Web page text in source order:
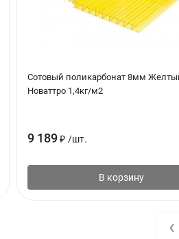
Сотовый поликарбонат 8мм
Новаттро 1,4кг/м2
9 189 ₽ /шт.
В корзину
‹